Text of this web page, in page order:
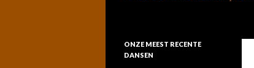
ONZE MEEST RECENTE
DANSEN